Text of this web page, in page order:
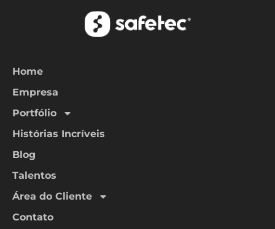
Home
Empresa
Portfólio
Histórias Incríveis
Blog
Talentos
Área do Cliente
Contato